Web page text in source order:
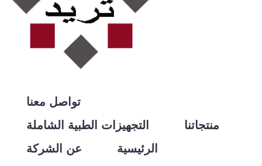
تواصل معنا
التجهيزات الطبية الشاملة
منتجاتنا
عن الشركة
الرئيسية